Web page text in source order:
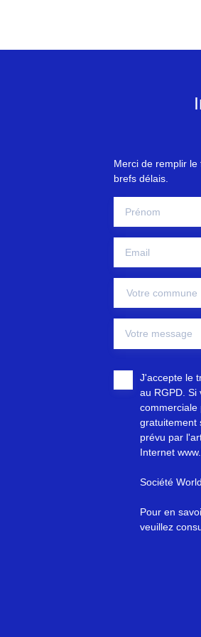
Merci de remplir
brefs délais.
Prénom
Email
Votre commune
Votre message
J'accepte le
au RGPD. Si
commerciale
gratuitement
prévu par
Internet
Société
Pour en
veuillez